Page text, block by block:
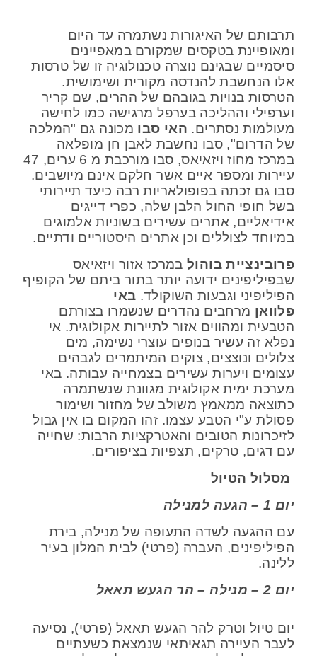
תרבותם של האיגורות נשתמרה עד היום
ומאופיינת בטקסים שמקורם במאפיינים
סיסמיים שבגינם נוצרה טכנולוגיה זו של טרסות
אלו הנחשבת להנדסה מקורית ושימושית.
הטרסות בנויות בגובהם של ההרים, שם קריר
וערפילי וההליכה בערפל מרגישה כמו לחישה
מעולמות נסתרים. האי סבו מכונה גם "המלכה
של הדרום", סבו נחשבת לאבן חן מופלאה
במרכז מחוז ויזאיאס, סבו מורכבת מ 6 ערים, 47
עיירות ומספר איים אשר חלקם אינם מיושבים.
סבו גם זכתה בפופולאריות רבה כיעד תיירותי
בשל חופי החול הלבן שלה, כפרי דייגים
אידיאליים, אתרים עשירים בשוניות אלמוגים
במיוחד לצוללים וכן אתרים היסטוריים ודתיים.
פרובינציית בוהול במרכז אזור ויזאיאס
שבפיליפינים ידועה יותר בתור ביתם של הקופיף
הפיליפיני וגבעות השוקולד. באי
פלוואן מרחבים נהדרים שנשמרו בצורתם
הטבעית ומהווים אזור לתיירות אקולוגית. אי
נפלא זה עשיר בנופים עוצרי נשימה, מים
צלולים ונוצצים, צוקים המיתמרים לגבהים
עצומים ויערות עשירים בצמחייה עבותה. באי
מערכת ימית אקולוגית מגוונת שנשתמרה
כתוצאה ממאמץ משולב של מחזור ושימור
פסולת ע"י הטבע עצמו. זהו המקום בו אין גבול
לזיכרונות הטובים והאטרקציות הרבות: שחייה
עם דגים, טרקים, תצפיות בציפורים.
מסלול הטיול
יום 1 – הגעה למנילה
עם ההגעה לשדה התעופה של מנילה, בירת
הפיליפינים, העברה (פרטי) לבית המלון בעיר
ללינה.
יום 2 – מנילה – הר הגעש תאאל
יום טיול וטרק להר הגעש תאאל (פרטי), נסיעה
לעבר העיירה תגאיתאי שנמצאת כשעתיים